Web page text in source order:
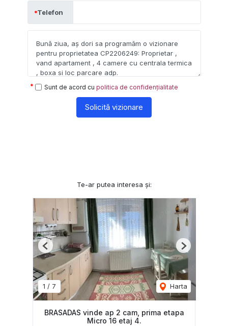
Telefon
Sunt de acord cu politica de confidențialitate
Solicită vizionare
Te-ar putea interesa și:
1 / 7 Harta
Previous Next
BRASADAS vinde ap 2 cam, prima etapa
Micro 16 etaj 4.